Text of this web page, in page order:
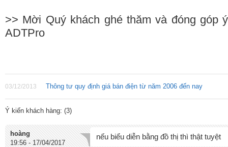
>> Mời Quý khách ghé thăm và đóng góp
ADTPro
03/12/2013 Thông tư quy định giá bán điện từ năm 2006 đến nay
Ý kiến khách hàng: (3)
hoàng
19:56 - 17/04/2017
nếu biểu diễn bằng đồ thị thì thật tuyệt